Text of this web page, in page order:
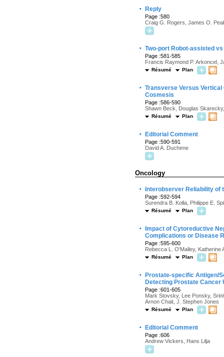
· Reply
Page :580
Craig G. Rogers, James O.
· Two-port Robot-assisted
Page :581-585
Francis Raymond P. Arkoncel,
Résumé Plan
· Transverse Versus
Cosmesis
Page :586-590
Shawn Beck, Douglas
Résumé Plan
· Editorial Comment
Page :590-591
David A. Duchene
Oncology
· Interobserver Reliability of
Page :592-594
Surendra B. Kolla, Philippe E.
Résumé Plan
·
Impact of Cytoreductive
Complications or Disease
Page :595-600
Rebecca L. O'Malley, Katherine
Résumé Plan
·
Prostate-specific Antigen/
Detecting Prostate Cancer
Page :601-605
Mark Stovsky, Lee Ponsky,
Arnon Chait, J. Stephen Jones
Résumé Plan
· Editorial Comment
Page :606
Andrew Vickers, Hans Lilja